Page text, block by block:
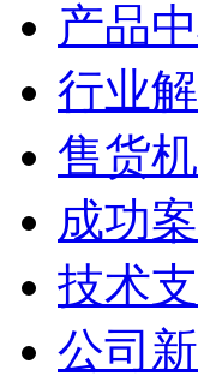
产品
行业
售货
成功
技术
公司